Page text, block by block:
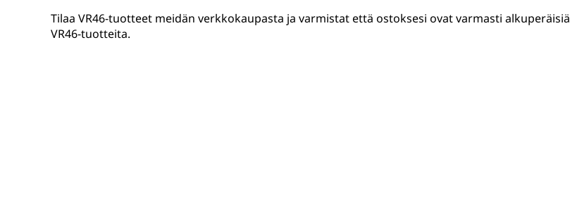
Tilaa VR46-tuotteet meidän verkkokaupasta ja varmistat että ostoksesi ovat varmasti alkuperäisiä
VR46-tuotteita.